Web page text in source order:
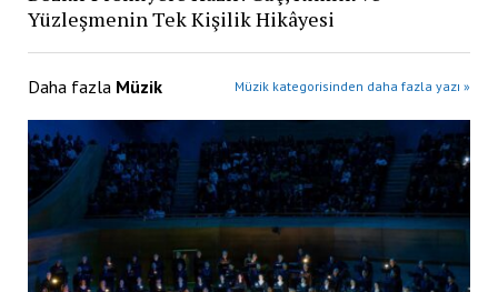
Yüzleşmenin Tek Kişilik Hikâyesi
Daha fazla Müzik Müzik kategorisinden daha fazla yazı »